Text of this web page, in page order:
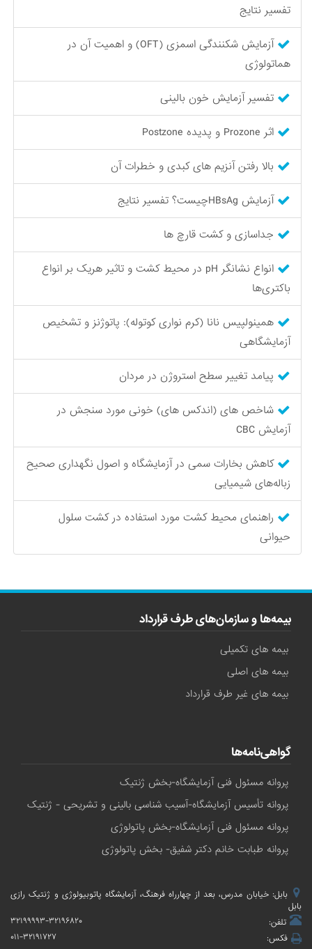
تفسیر نتایج
آزمایش شکنندگی اسمزی (OFT) و اهمیت آن در
هماتولوژی
تفسیر آزمایش خون بالینی
اثر Prozone و پدیده Postzone
بالا رفتن آنزیم های کبدی و خطرات آن
آزمایش HBsAgچیست؟ تفسیر نتایج
جداسازی و کشت قارچ ها
انواع نشانگر pH در محیط کشت و تاثیر هریک بر انواع
باکتری‌ها
همینولپیس نانا (کرم نواری کوتوله): پاتوژنز و تشخیص
آزمایشگاهی
پیامد تغییر سطح استروژن در مردان
شاخص های (اندکس های) خونی مورد سنجش در
آزمایش CBC
کاهش بخارات سمی در آزمایشگاه و اصول نگهداری صحیح
زباله‌های شیمیایی
راهنمای محیط‌ کشت مورد استفاده در کشت سلول
حیوانی
بیمه‌ها و سازمان‌های طرف قرارداد
بیمه های تکمیلی
بیمه های اصلی
بیمه های غیر طرف قرارداد
گواهی‌نامه‌ها
پروانه مسئول فنی آزمایشگاه-بخش ژنتیک
پروانه تأسیس آزمایشگاه-آسیب شناسی بالینی و تشریحی - ژنتیک
پروانه مسئول فنی آزمایشگاه-بخش پاتولوژی
پروانه طبابت خانم دکتر شفیق- بخش پاتولوژی
بابل: خیابان مدرس، بعد از چهارراه فرهنگ، آزمایشگاه پاتوبیولوژی و ژنتیک رازی
بابل
تلفن:
۳۲۱۹۹۹۹۳-۳۲۱۹۶۸۲۰
فکس:
۰۱۱-۳۲۱۹۱۷۲۷